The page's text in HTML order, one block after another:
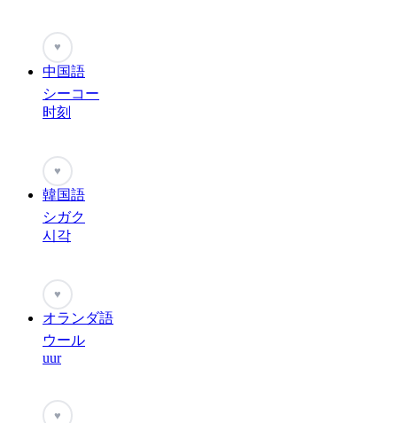
♥
中国語
シーコー
时刻
♥
韓国語
シガク
시각
♥
オランダ語
ウール
uur
♥